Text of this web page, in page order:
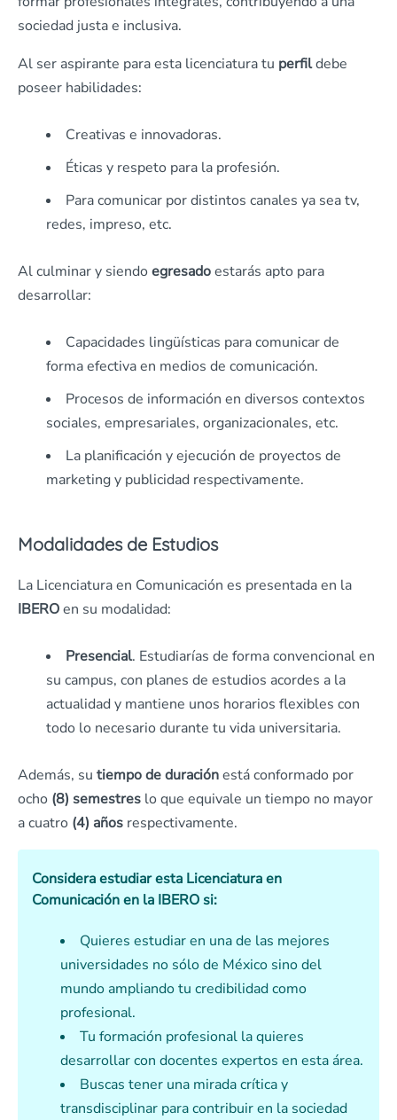
sociedad justa e inclusiva.
Al ser aspirante para esta licenciatura tu perfildebe
poseer habilidades:
Creativas e innovadoras.
Éticas y respeto para la profesión.
Para comunicar por distintos canales ya sea tv,
redes, impreso, etc.
Al culminar y siendo egresadoestarás apto para
desarrollar:
Capacidades lingüísticas para comunicar de
forma efectiva en medios de comunicación.
Procesos de información en diversos contextos
sociales, empresariales, organizacionales, etc.
La planificación y ejecución de proyectos de
marketing y publicidad respectivamente.
Modalidades de Estudios
La Licenciatura en Comunicación es presentada en la
IBEROen su modalidad:
Presencial. Estudiarías de forma convencional en
su campus, con planes de estudios acordes a la
actualidad y mantiene unos horarios flexibles con
todo lo necesario durante tu vida universitaria.
Además, su tiempo de duraciónestá conformado por
ocho (8) semestres lo que equivale un tiempo no mayor
a cuatro (4) años respectivamente.
Considera estudiar esta Licenciatura en
Comunicación en la IBERO si:
Quieres estudiar en una de las mejores
universidades no sólo de México sino del
mundo ampliando tu credibilidad como
profesional.
Tu formación profesional la quieres
desarrollar con docentes expertos en esta área.
Buscas tener una mirada crítica y
transdisciplinar para contribuir en la sociedad